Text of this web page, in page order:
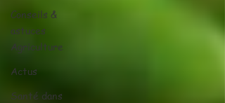
Conseils &
astuces
Agriculture
Actus
Santé dans